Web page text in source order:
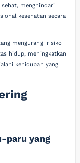
menghindari
kesehatan secara
mengurangi risiko
hidup, meningkatkan
kehidupan yang
paru yang